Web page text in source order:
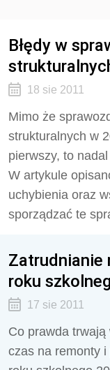
Błędy w
18 sie 2011
Mimo że
strukturalnych w
pierwszy, to
W artykule
uchybienia oraz
sporządzać te
Zatrudnianie
roku
17 sie 2011
Co prawda trwają
czas na remonty